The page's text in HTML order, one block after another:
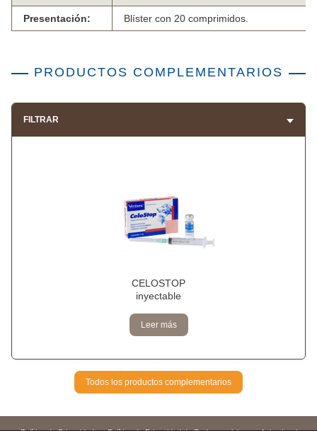
Presentación: Blíster con 20 comprimidos.
PRODUCTOS COMPLEMENTARIOS
FILTRAR
CELOSTOP
inyectable
Leer más
Todos los productos complementarios